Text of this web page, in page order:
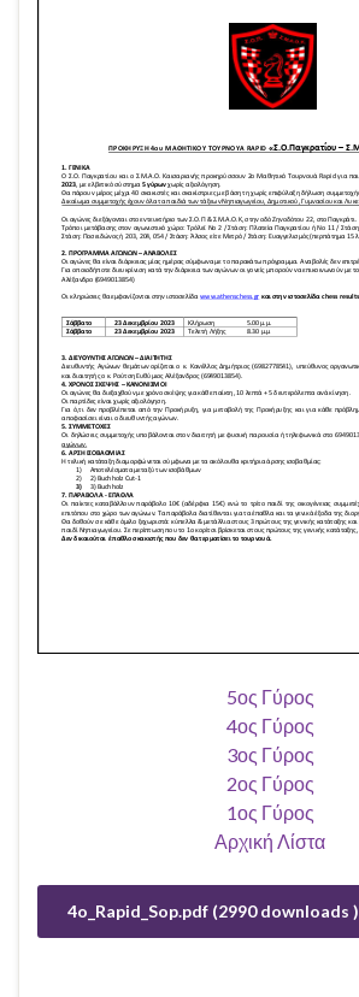
5ος Γύρος
4ος Γύρος
3ος Γύρος
2ος Γύρος
1ος Γύρος
Αρχική Λίστα
4o_Rapid_Sop.pdf (2990 downloads )